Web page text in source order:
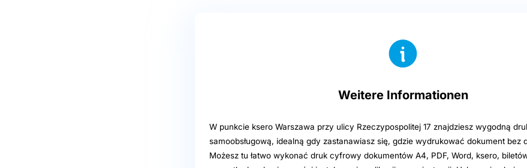
Weitere Informationen
W punkcie ksero Warszawa przy ulicy Rzeczypospolitej 17 znajdziesz wygodną
samoobsługową, idealną gdy zastanawiasz się, gdzie wydrukować dokument bez
Możesz tu łatwo wykonać druk cyfrowy dokumentów A4, PDF, Word, ksero,